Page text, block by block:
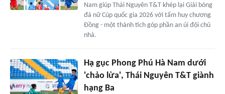
Nam giúp Thái Nguyên T&T khép lại Giải bóng
đá nữ Cúp quốc gia 2026 với tấm huy chương
Đồng - một thành tích góp phần an ủi đội chủ
nhà.
Hạ gục Phong Phú Hà Nam dưới
'chảo lửa', Thái Nguyên T&T giành
hạng Ba